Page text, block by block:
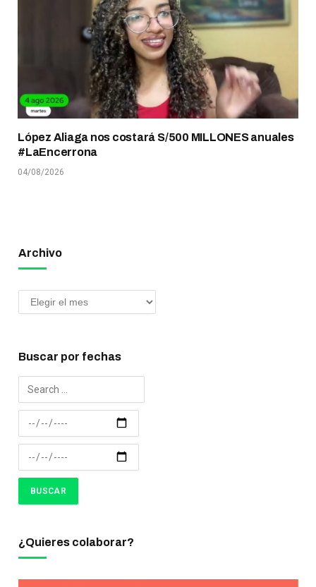
López Aliaga nos costará S/500 MILLONES anuales
#LaEncerrona
04/08/2026
Archivo
Buscar por fechas
¿Quieres colaborar?